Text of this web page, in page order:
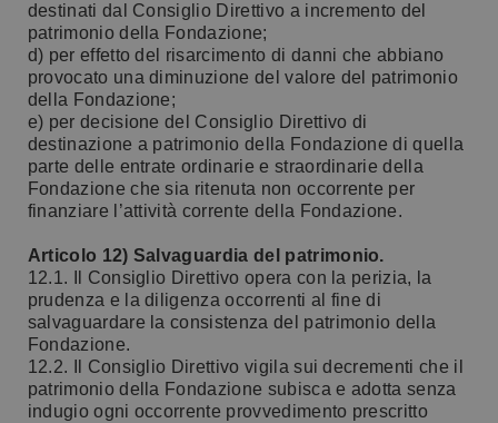
destinati dal Consiglio Direttivo a incremento del
patrimonio della Fondazione;
d) per effetto del risarcimento di danni che abbiano
provocato una diminuzione del valore del patrimonio
della Fondazione;
e) per decisione del Consiglio Direttivo di
destinazione a patrimonio della Fondazione di quella
parte delle entrate ordinarie e straordinarie della
Fondazione che sia ritenuta non occorrente per
finanziare l’attività corrente della Fondazione.
Articolo 12) Salvaguardia del patrimonio.
12.1. Il Consiglio Direttivo opera con la perizia, la
prudenza e la diligenza occorrenti al fine di
salvaguardare la consistenza del patrimonio della
Fondazione.
12.2. Il Consiglio Direttivo vigila sui decrementi che il
patrimonio della Fondazione subisca e adotta senza
indugio ogni occorrente provvedimento prescritto